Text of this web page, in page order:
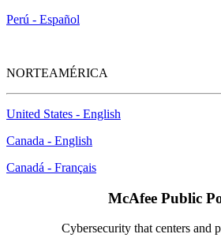
Perú - Español
NORTEAMÉRICA
United States - English
Canada - English
Canadá - Français
McAfee Public
Cybersecurity that centers and